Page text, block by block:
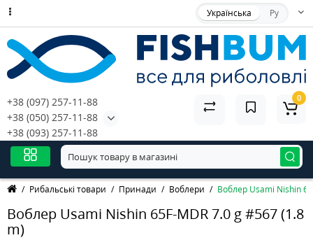
Українська Ру
+38 (097) 257-11-88
+38 (050) 257-11-88
+38 (093) 257-11-88
0
Рибальські товари Принади Воблери Воблер Usami Nishin
Воблер Usami Nishin 65F-MDR 7.0 g #567 (1.8
m)